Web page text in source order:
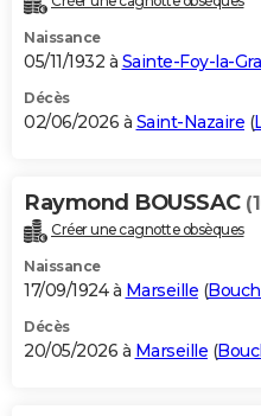
Naissance
05/11/1932 à Sainte-Foy-la-
Décès
02/06/2026 à Saint-Nazaire (
Raymond BOUSSAC
Créer une cagnotte obsèques
Naissance
17/09/1924 à Marseille (
Décès
20/05/2026 à Marseille (